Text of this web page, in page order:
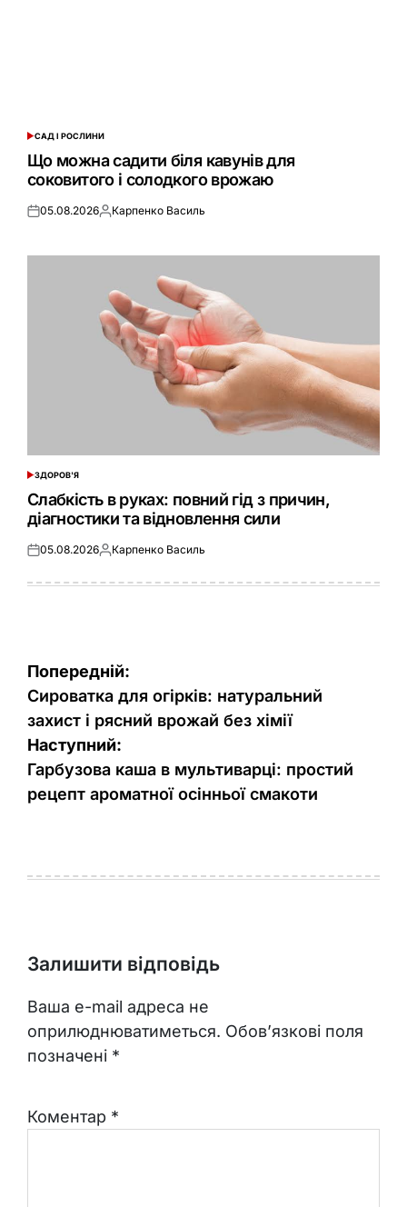
ОПУБЛІКУВАТИ
У
САД І РОСЛИНИ
Що можна садити біля кавунів для
соковитого і солодкого врожаю
Оприлюднено
05.08.2026Опубліковано
Карпенко Василь
ОПУБЛІКУВАТИ
ЗДОРОВ'Я
Слабкість в руках: повний гід з причин,
діагностики та відновлення сили
Оприлюднено
05.08.2026Опубліковано
Карпенко Василь
Навігація
записів
Попередній:
Сироватка для огірків: натуральний
захист і рясний врожай без хімії
Наступний:
Гарбузова каша в мультиварці: простий
рецепт ароматної осінньої смакоти
Залишити відповідь
Ваша e-mail адреса не
оприлюднюватиметься. Обов’язкові поля
позначені *
Коментар *